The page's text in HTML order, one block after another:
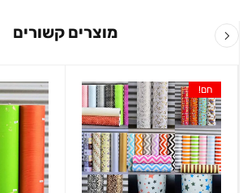
מוצרים קשורים
חם!